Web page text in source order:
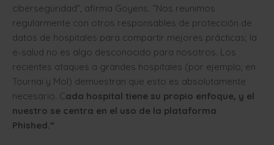
ciberseguridad”, afirma Goyens. “Nos reunimos
regularmente con otros responsables de protección de
datos de hospitales para compartir mejores prácticas; la
e-salud no es algo desconocido para nosotros. Los
recientes ataques a grandes hospitales (por ejemplo, en
Tournai y Mol) demuestran que esto es absolutamente
necesario. Cada hospital tiene su propio enfoque, y el
nuestro se centra en el uso de la plataforma
Phished.”